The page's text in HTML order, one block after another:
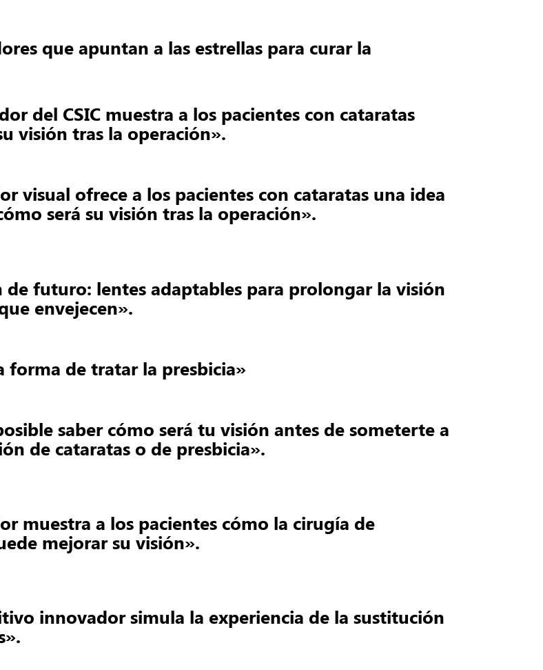
que apuntan a las estrellas para curar la
del CSIC muestra a los pacientes con cataratas
visión tras la operación».
visual ofrece a los pacientes con cataratas una idea
será su visión tras la operación».
de futuro: lentes adaptables para prolongar la visión
envejecen».
forma de tratar la presbicia»
saber cómo será tu visión antes de someterte a
de cataratas o de presbicia».
muestra a los pacientes cómo la cirugía de
mejorar su visión».
innovador simula la experiencia de la sustitución